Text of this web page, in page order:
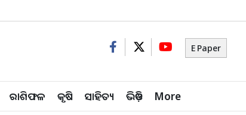
E Paper
ରାଶିଫଳ କୃଷି ସାହିତ୍ୟ ଭିଡ଼ିଓ More